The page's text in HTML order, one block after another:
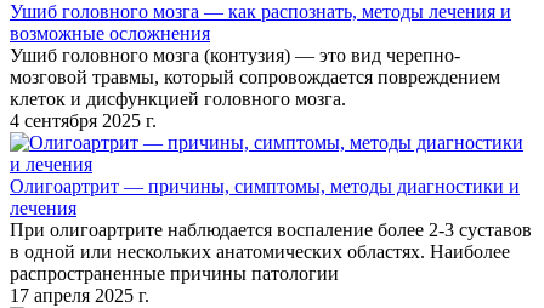
Ушиб головного мозга — как распознать, методы лечения и
возможные осложнения
Ушиб головного мозга (контузия) — это вид черепно-
мозговой травмы, который сопровождается повреждением
клеток и дисфункцией головного мозга.
4 сентября 2025 г.
Олигоартрит — причины, симптомы, методы диагностики и
лечения
При олигоартрите наблюдается воспаление более 2-3 суставов
в одной или нескольких анатомических областях. Наиболее
распространенные причины патологии
17 апреля 2025 г.